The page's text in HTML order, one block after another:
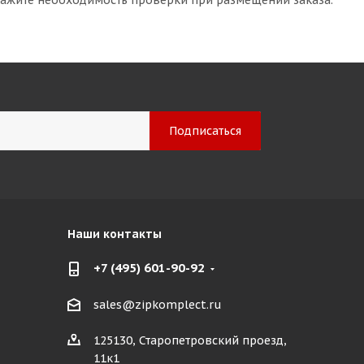
Наши контакты
+7 (495) 601-90-92
sales@zipkomplect.ru
125130, Старопетровский проезд,
11к1